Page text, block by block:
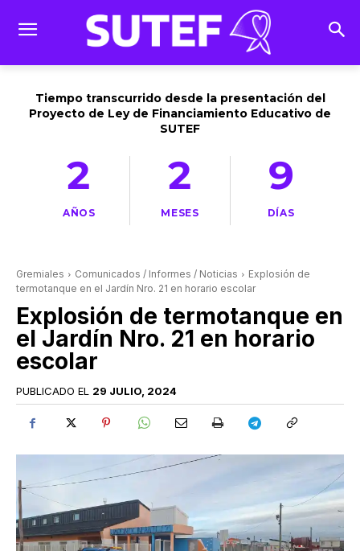
Tiempo transcurrido desde la presentación del
Proyecto de Ley de Financiamiento Educativo de
SUTEF
2
AÑOS
2
MESES
9
DÍAS
Gremiales Comunicados / Informes / Noticias
Explosión de
termotanque en el Jardín Nro. 21 en horario escolar
Explosión de termotanque en
el Jardín Nro. 21 en horario
escolar
PUBLICADO EL 29 JULIO, 2024